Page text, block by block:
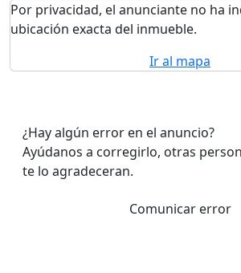
Por privacidad, el anunciante no ha
ubicación exacta del inmueble.
Ir al mapa
¿Hay algún error en el anuncio?
Ayúdanos a corregirlo, otras
te lo agradeceran.
Comunicar error